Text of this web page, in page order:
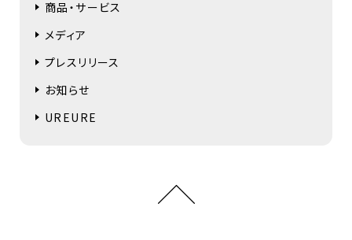
商品・サービス
メディア
プレスリリース
お知らせ
UREURE